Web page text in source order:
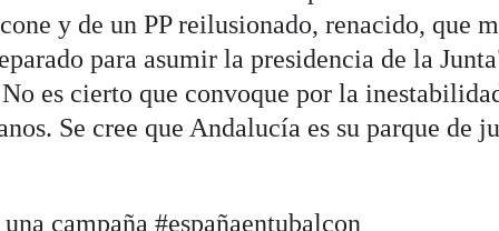
y de un PP reilusionado, renacido, que
para asumir la presidencia de la
es cierto que convoque por la
Se cree que Andalucía es su parque de
campaña #españaentubalcon